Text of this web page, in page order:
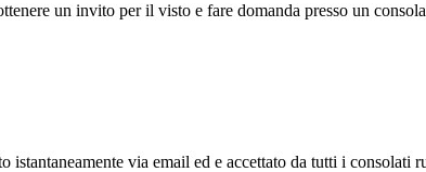
un invito per il visto e fare domanda presso un
via email ed e accettato da tutti i consolati